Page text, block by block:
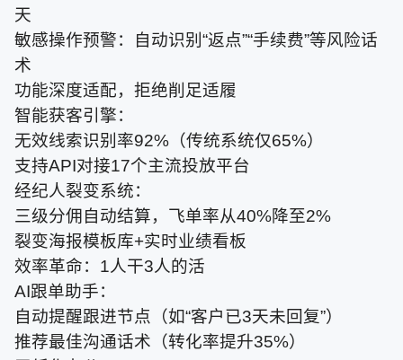
天
敏感操作预警：自动识别“返点”“手续费”等风险话
术
功能深度适配，拒绝削足适履
智能获客引擎：
无效线索识别率92%（传统系统仅65%）
支持API对接17个主流投放平台
经纪人裂变系统：
三级分佣自动结算，飞单率从40%降至2%
裂变海报模板库+实时业绩看板
效率革命：1人干3人的活
AI跟单助手：
自动提醒跟进节点（如“客户已3天未回复”）
推荐最佳沟通话术（转化率提升35%）